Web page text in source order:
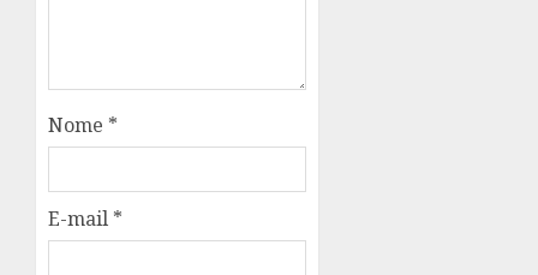
Nome *
E-mail *